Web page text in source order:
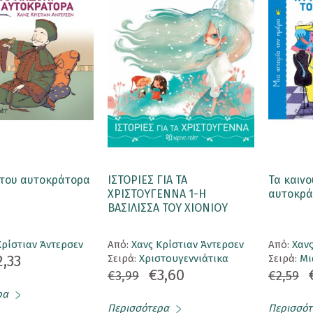
αυτοκράτορα
Άντερσεν
ΙΣΤΟΡΙΕΣ ΓΙΑ ΤΑ
ΧΡΙΣΤΟΥΓΕΝΝΑ 1-Η
ΒΑΣΙΛΙΣΣΑ ΤΟΥ ΧΙΟΝΙΟΥ
Aπό: Χανς Κρίστιαν Άντερσεν
Σειρά: Χριστουγεννιάτικα
€3,99 €3,60
Περισσότερα
Τα
Aπό:
Σειρά:
€2,59